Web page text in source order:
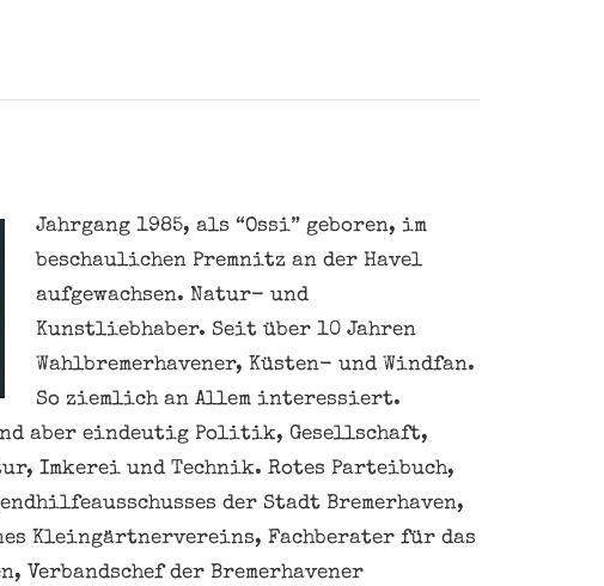
beschaulichen Premnitz an der Havel
aufgewachsen. Natur- und
Kunstliebhaber. Seit über 10 Jahren
Wahlbremerhavener, Küsten- und Windfan.
So ziemlich an Allem interessiert.
aber eindeutig Politik, Gesellschaft,
Imkerei und Technik. Rotes Parteibuch,
der Stadt Bremerhaven,
Kleingärtnervereins, Fachberater für das
Verbandschef der Bremerhavener
Hobbyimker, Freizeitblogger,